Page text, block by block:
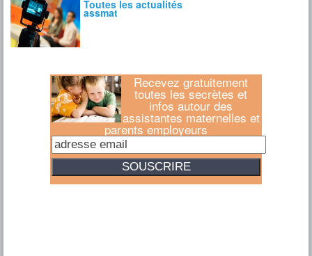
Recevez gratuitement
toutes les secrètes et
infos autour des
assistantes maternelles et
parents employeurs